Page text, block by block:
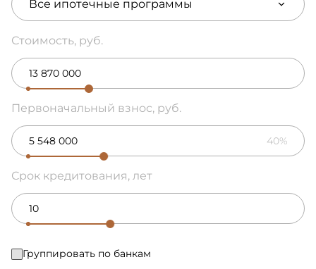
Все ипотечные программы
Стоимость, руб.
Первоначальный взнос, руб.
40%
Срок кредитования, лет
Группировать по банкам